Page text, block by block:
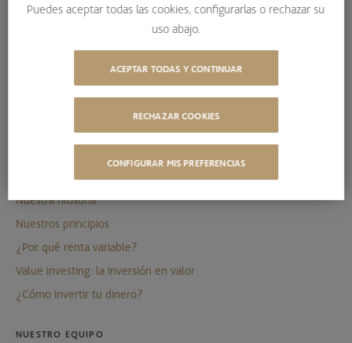
BESTINVER
Más de 35 años creando valor
Comunicados y anuncios
8 consejos de ciberseguridad
Nuestra filosofía
Nuestros principios
¿Por qué renta variable?
Value investing: la inversión en valor
¿Cómo invertir tu dinero?
NUESTRO EQUIPO
Puedes aceptar todas las cookies, configurarlas o rechazar su
uso abajo.
CONFIGURAR MIS PREFERENCIAS
RECHAZAR COOKIES
ACEPTAR TODAS Y CONTINUAR